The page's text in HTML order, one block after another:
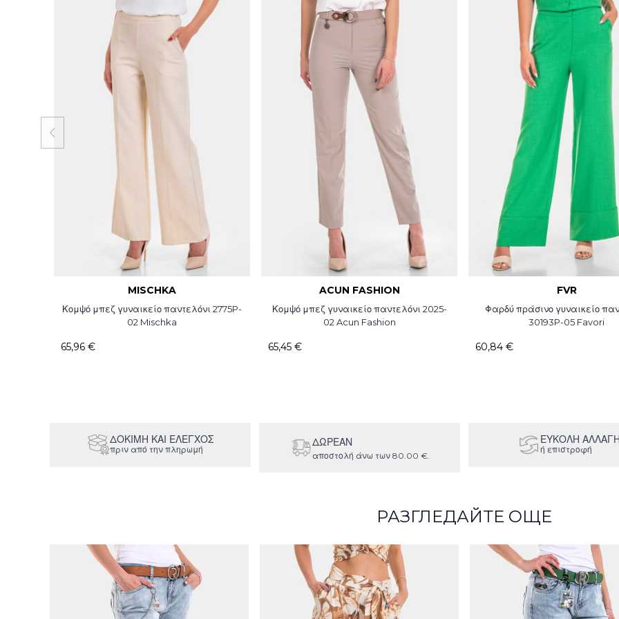
MISCHKA
Κομψό μπεζ γυναικείο παντελόνι 2775P-
02 Mischka
65,96 €
ACUN FASHION
Κομψό μπεζ γυναικείο παντελόνι 2025-
02 Acun Fashion
65,45 €
FVR
Φαρδύ πράσινο γυναικείο
30193P-05 Favori
60,84 €
ΔΟΚΙΜΉ ΚΑΙ ΕΛΕΓΧΟΣ
πριν από την πληρωμή
ΔΩΡΕΑΝ
αποστολή άνω των 80.00 €.
ΕΥΚΟΛΗ ΑΛΛΑΓΗ
ή επιστροφή
РАЗГЛЕДАЙТЕ ОЩЕ